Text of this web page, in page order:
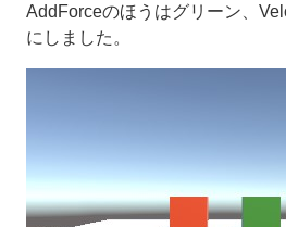
AddForceのほうはグリーン、
にしました。